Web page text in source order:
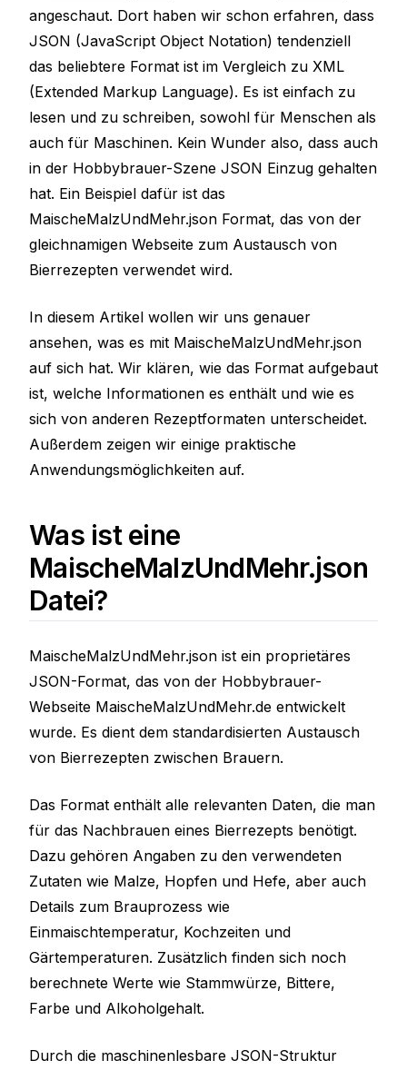
angeschaut. Dort haben wir schon erfahren, dass
JSON (JavaScript Object Notation) tendenziell
das beliebtere Format ist im Vergleich zu XML
(Extended Markup Language). Es ist einfach zu
lesen und zu schreiben, sowohl für Menschen als
auch für Maschinen. Kein Wunder also, dass auch
in der Hobbybrauer-Szene JSON Einzug gehalten
hat. Ein Beispiel dafür ist das
MaischeMalzUndMehr.json Format, das von der
gleichnamigen Webseite zum Austausch von
Bierrezepten verwendet wird.
In diesem Artikel wollen wir uns genauer
ansehen, was es mit MaischeMalzUndMehr.json
auf sich hat. Wir klären, wie das Format aufgebaut
ist, welche Informationen es enthält und wie es
sich von anderen Rezeptformaten unterscheidet.
Außerdem zeigen wir einige praktische
Anwendungsmöglichkeiten auf.
Was ist eine
MaischeMalzUndMehr.json
Datei?
MaischeMalzUndMehr.json ist ein proprietäres
JSON-Format, das von der Hobbybrauer-
Webseite MaischeMalzUndMehr.de entwickelt
wurde. Es dient dem standardisierten Austausch
von Bierrezepten zwischen Brauern.
Das Format enthält alle relevanten Daten, die man
für das Nachbrauen eines Bierrezepts benötigt.
Dazu gehören Angaben zu den verwendeten
Zutaten wie Malze, Hopfen und Hefe, aber auch
Details zum Brauprozess wie
Einmaischtemperatur, Kochzeiten und
Gärtemperaturen. Zusätzlich finden sich noch
berechnete Werte wie Stammwürze, Bittere,
Farbe und Alkoholgehalt.
Durch die maschinenlesbare JSON-Struktur